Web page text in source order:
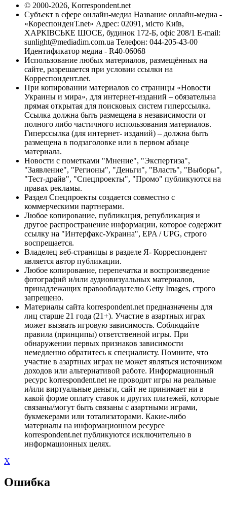
© 2000-2026, Korrespondent.net
Субъект в сфере онлайн-медиа Название онлайн-медиа -
«КореспонденТ.net» Адрес: 02091, місто Київ,
ХАРКІВСЬКЕ ШОСЕ, будинок 172-Б, офіс 208/1 E-mail:
sunlight@mediadim.com.ua Телефон: 044-205-43-00
Идентификатор медиа - R40-06068
Использование любых материалов, размещённых на
сайте, разрешается при условии ссылки на
Корреспондент.net.
При копировании материалов со страницы «Новости
Украины и мира», для интернет-изданий – обязательна
прямая открытая для поисковых систем гиперссылка.
Ссылка должна быть размещена в независимости от
полного либо частичного использования материалов.
Гиперссылка (для интернет- изданий) – должна быть
размещена в подзаголовке или в первом абзаце
материала.
Новости с пометками "Мнение", "Экспертиза",
"Заявление", "Регионы", "Деньги", "Власть", "Выборы",
"Тест-драйв", "Спецпроекты", "Промо" публикуются на
правах рекламы.
Раздел Спецпроекты создается совместно с
коммерческими партнерами.
Любое копирование, публикация, републикация и
другое распространение информации, которое содержит
ссылку на "Интерфакс-Украина", EPA / UPG, строго
воспрещается.
Владелец веб-страницы в разделе Я- Корреспондент
является автор публикации.
Любое копирование, перепечатка и воспроизведение
фотографий и/или аудиовизуальных материалов,
принадлежащих правообладателю Getty Images, строго
запрещено.
Материалы сайта korrespondent.net предназначены для
лиц старше 21 года (21+). Участие в азартных играх
может вызвать игровую зависимость. Соблюдайте
правила (принципы) ответственной игры. При
обнаружении первых признаков зависимости
немедленно обратитесь к специалисту. Помните, что
участие в азартных играх не может являться источником
доходов или альтернативой работе. Информационный
ресурс korrespondent.net не проводит игры на реальные
и/или виртуальные деньги, сайт не принимает ни в
какой форме оплату ставок и других платежей, которые
связаны/могут быть связаны с азартными играми,
букмекерами или тотализаторами. Какие-либо
материалы на информационном ресурсе
korrespondent.net публикуются исключительно в
информационных целях.
X
Ошибка